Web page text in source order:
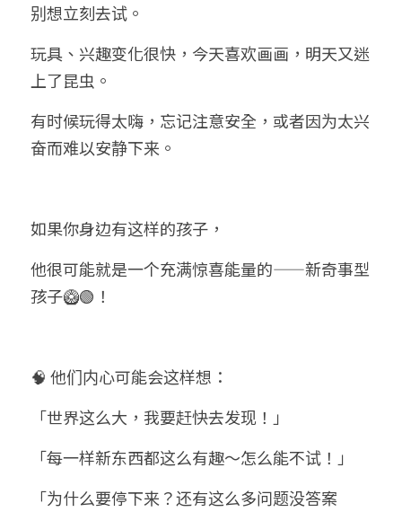
别想立刻去试。
玩具、兴趣变化很快，今天喜欢画画，明天又迷
上了昆虫。
有时候玩得太嗨，忘记注意安全，或者因为太兴
奋而难以安静下来。
如果你身边有这样的孩子，
他很可能就是一个充满惊喜能量的——新奇事型
孩子🥝🟢！
🧠 他们内心可能会这样想：
「世界这么大，我要赶快去发现！」
「每一样新东西都这么有趣～怎么能不试！」
「为什么要停下来？还有这么多问题没答案